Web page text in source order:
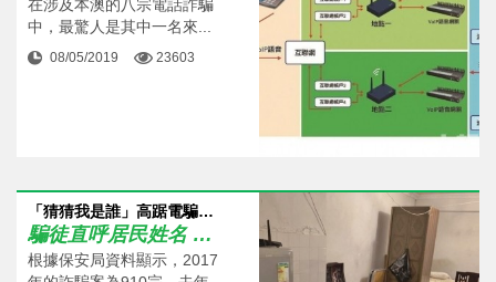
在涉及本澳的八宗電話詐騙
中，最驚人是其中一名來...
08/05/2019 23603
「猜猜我是誰」高踞電騙首位
騙徒直呼居民姓名 警籲提高警惕
根據保安局資料顯示，2017